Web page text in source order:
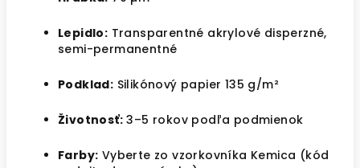
Lepidlo: Transparentné akrylové disperzné,
semi-permanentné
Podklad: Silikónový papier 135 g/m²
Životnosť: 3–5 rokov podľa podmienok
Farby: Vyberte zo vzorkovníka Kemica (kód